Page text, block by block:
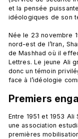
et la pensée
idéologiques de son
Née le 23 novembre
nord-est de l’Iran,
de Mashhad où il
Lettres. Le jeune Ali
donc un témoin
Premiers
Entre 1951 et 1953
une association
premières